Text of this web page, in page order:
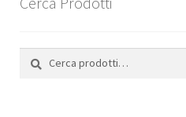
Cerca:
Cerca